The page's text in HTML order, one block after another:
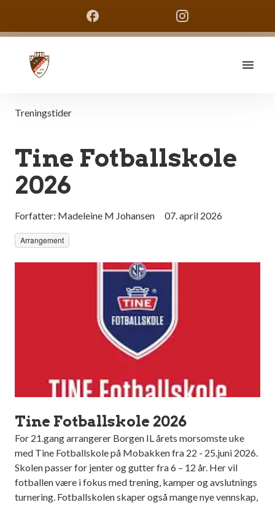
Treningstider
Tine Fotballskole
2026
Forfatter: Madeleine M Johansen 07. april 2026
Arrangement
Tine Fotballskole 2026
For 21.gang arrangerer Borgen IL årets morsomste uke
med Tine Fotballskole på Mobakken fra 22 - 25.juni 2026.
Skolen passer for jenter og gutter fra 6 – 12 år. Her vil
fotballen være i fokus med trening, kamper og avslutnings
turnering. Fotballskolen skaper også mange nye vennskap,